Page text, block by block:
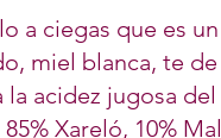
a ciegas que es
miel blanca, te
acidez jugosa
Xareló, 10%